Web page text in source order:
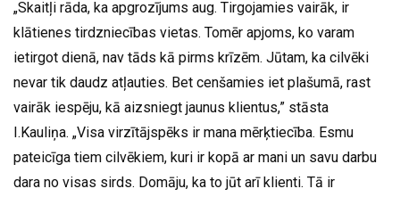
„Skaitļi rāda, ka apgrozījums aug. Tirgojamies vairāk, ir
klātienes tirdzniecības vietas. Tomēr apjoms, ko varam
ietirgot dienā, nav tāds kā pirms krīzēm. Jūtam, ka cilvēki
nevar tik daudz atļauties. Bet cenšamies iet plašumā, rast
vairāk iespēju, kā aizsniegt jaunus klientus,” stāsta
I.Kauliņa. „Visa virzītājspēks ir mana mērķtiecība. Esmu
pateicīga tiem cilvēkiem, kuri ir kopā ar mani un savu darbu
dara no visas sirds. Domāju, ka to jūt arī klienti. Tā ir